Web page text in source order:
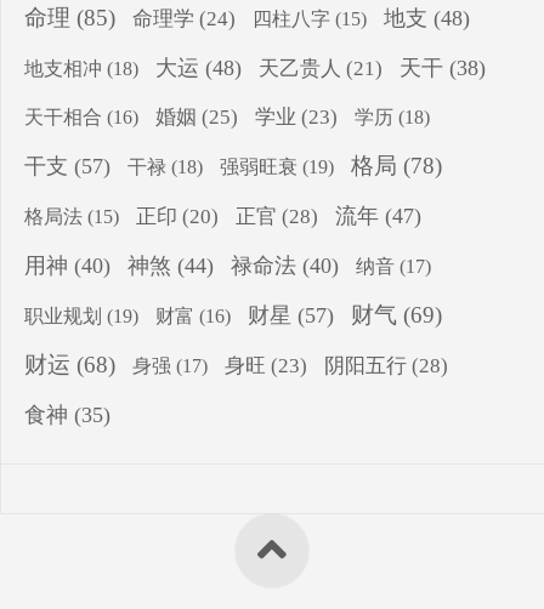
命理 (85) 命理学 (24) 四柱八字 (15) 地支 (48)
地支相冲 (18) 大运 (48) 天乙贵人 (21) 天干 (38)
天干相合 (16) 婚姻 (25) 学业 (23) 学历 (18)
干支 (57) 干禄 (18) 强弱旺衰 (19) 格局 (78)
格局法 (15) 正印 (20) 正官 (28) 流年 (47)
用神 (40) 神煞 (44) 禄命法 (40) 纳音 (17)
职业规划 (19) 财富 (16) 财星 (57) 财气 (69)
财运 (68) 身强 (17) 身旺 (23) 阴阳五行 (28)
食神 (35)